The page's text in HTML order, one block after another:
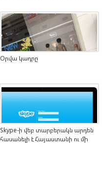
Օրվա կադրը
Skype-ի վեբ տարբերակն արդեն
հասանելի է Հայաստանի ու մի